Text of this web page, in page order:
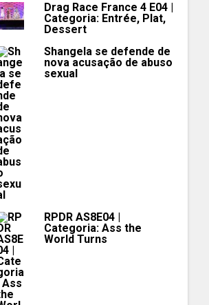
Drag Race France 4 E04 |
Categoria: Entrée, Plat,
Dessert
Shangela se defende de
nova acusação de abuso
sexual
RPDR AS8E04 |
Categoria: Ass the
World Turns